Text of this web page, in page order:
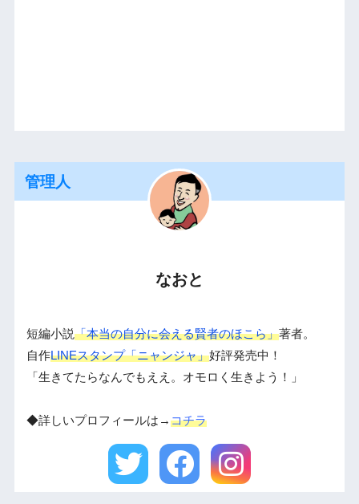
管理人
なおと
短編小説「本当の自分に会える賢者のほこら」著者。
自作LINEスタンプ「ニャンジャ」好評発売中！
「生きてたらなんでもええ。オモロく生きよう！」
◆詳しいプロフィールは→コチラ